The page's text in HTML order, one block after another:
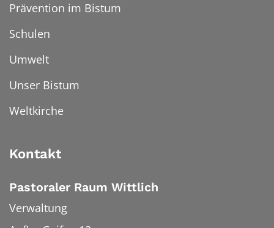
Prävention im Bistum
Schulen
Umwelt
Unser Bistum
Weltkirche
Kontakt
Pastoraler Raum Wittlich
Verwaltung